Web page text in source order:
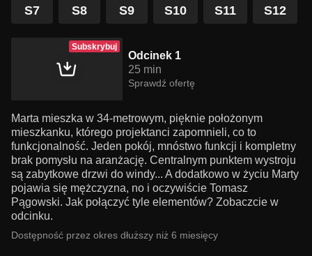
S7 S8 S9 S10 S11 S12
Subskrybuj
Odcinek 1
25 min
Sprawdź ofertę
Marta mieszka w 34-metrowym, pięknie położonym
mieszkanku, którego projektanci zapomnieli, co to
funkcjonalność. Jeden pokój, mnóstwo funkcji i kompletny
brak pomysłu na aranżację. Centralnym punktem wystroju
są zabytkowe drzwi do windy... A dodatkowo w życiu Marty
pojawia się mężczyzna, no i oczywiście Tomasz
Pągowski. Jak połączyć tyle elementów? Zobaczcie w
odcinku.
Dostępność przez okres dłuższy niż 6 miesięcy